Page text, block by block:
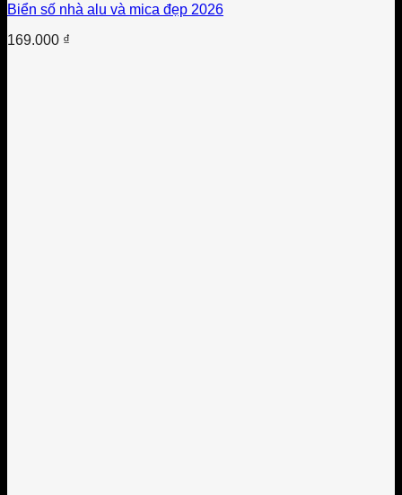
Biển số nhà alu và mica đẹp 2026
169.000 ₫